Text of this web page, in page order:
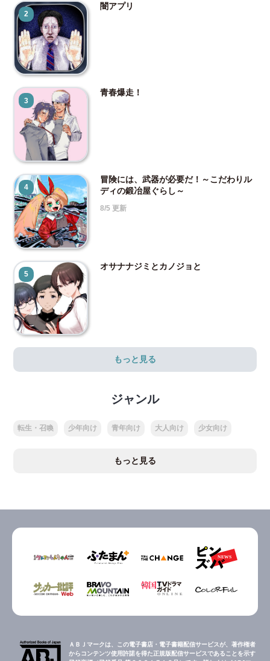
2
闇アプリ
3
青春爆走！
4
冒険には、武器が必要だ！～こだわりル
ディの鍛冶屋ぐらし～
8/5 更新
5
オサナナジミとカノジョと
もっと見る
ジャンル
転生・召喚 少年向け 青年向け 大人向け 少女向け
もっと見る
ＡＢＪマークは、この電子書店・電子書籍配信サービスが、著作権者
からコンテンツ使用許諾を得た正規版配信サービスであることを示す